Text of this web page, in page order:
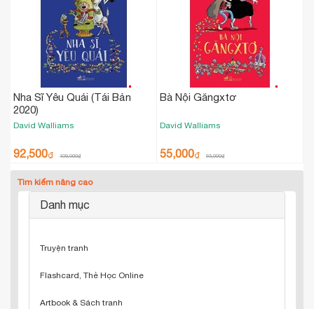
Nha Sĩ Yêu Quái (Tái Bản
2020)
David Walliams
92,500₫ 109,000₫
Bà Nội Găngxtơ
David Walliams
55,000₫ 65,000₫
Tìm kiếm nâng cao
Danh mục
Truyện tranh
Flashcard, Thẻ Học Online
Artbook & Sách tranh